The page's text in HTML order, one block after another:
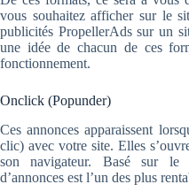
vous souhaitez afficher sur le
publicités PropellerAds sur un
une idée de chacun de ces
fonctionnement.
Onclick (Popunder)
Ces annonces apparaissent
clic) avec votre site. Elles
son navigateur. Basé sur
d’annonces est l’un des plus